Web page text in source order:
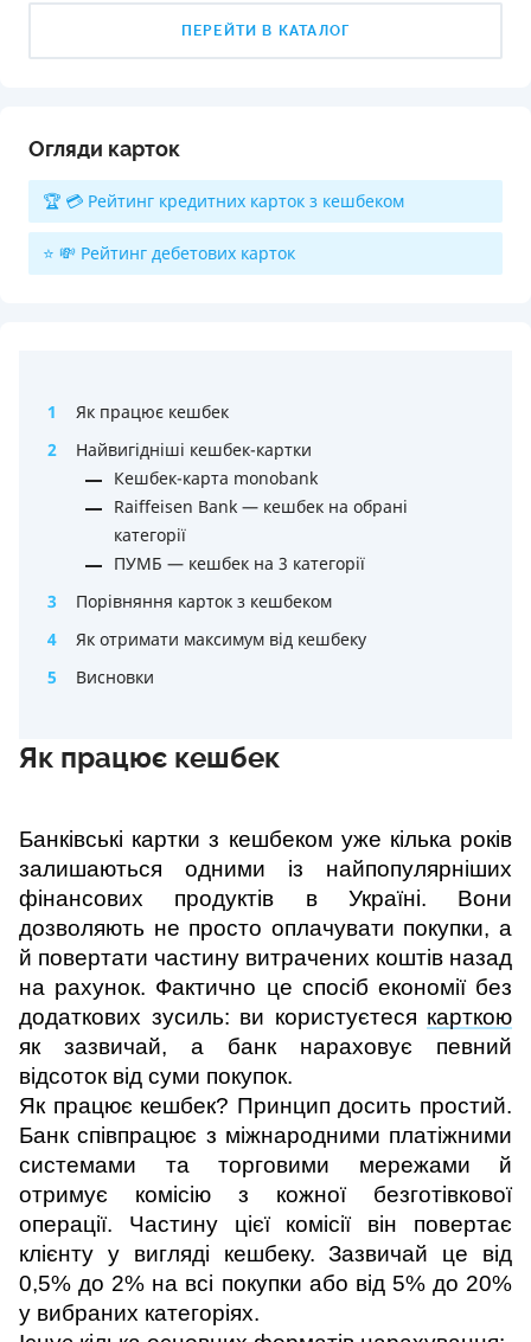
1
Як працює кешбек
2
Найвигідніші кешбек-картки
Кешбек-карта monobank
Raiffeisen Bank — кешбек на обрані
категорії
ПУМБ — кешбек на 3 категорії
3
Порівняння карток з кешбеком
4
Як отримати максимум від кешбеку
5
Висновки
Як працює кешбек
Банківські картки з кешбеком уже кілька років
залишаються одними із найпопулярніших
фінансових продуктів в Україні. Вони
дозволяють не просто оплачувати покупки, а
й повертати частину витрачених коштів назад
на рахунок. Фактично це спосіб економії без
додаткових зусиль: ви користуєтеся карткою
як зазвичай, а банк нараховує певний
відсоток від суми покупок.
Як працює кешбек? Принцип досить простий.
Банк співпрацює з міжнародними платіжними
системами та торговими мережами й
отримує комісію з кожної безготівкової
операції. Частину цієї комісії він повертає
клієнту у вигляді кешбеку. Зазвичай це від
0,5% до 2% на всі покупки або від 5% до 20%
у вибраних категоріях.
ПЕРЕЙТИ В КАТАЛОГ
Огляди карток
🏆 💳 Рейтинг кредитних карток з кешбеком
⭐ 💸 Рейтинг дебетових карток